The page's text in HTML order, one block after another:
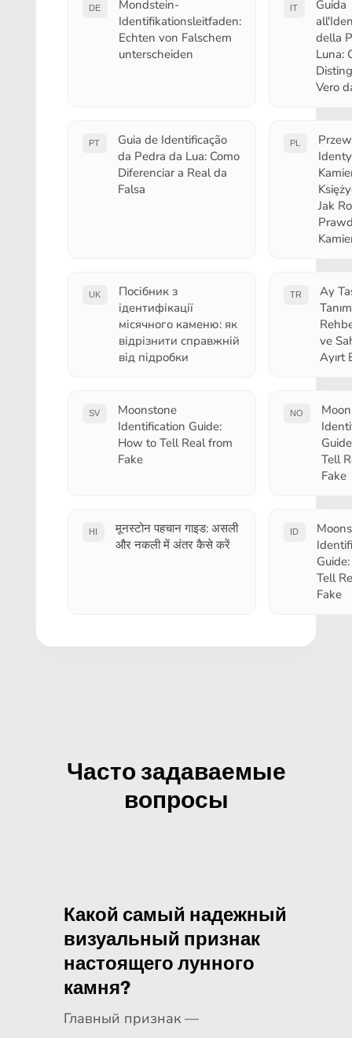
DE
Mondstein-
Identifikationsleitfaden:
Echten von Falschem
unterscheiden
IT
Guida
della
Luna:
Vero
PT
Guia de Identificação
da Pedra da Lua: Como
Diferenciar a Real da
Falsa
PL
Jak
UK
Посібник з
ідентифікації
місячного каменю: як
відрізнити справжній
від підробки
TR
Ay
ve
Ayırt
SV
Moonstone
Identification Guide:
How to Tell Real from
Fake
NO
Tell
Fake
HI
मूनस्टोन पहचान गाइड: असली
और नकली में अंतर कैसे करें
ID
Tell
Fake
Часто задаваемые
вопросы
Какой самый надежный
визуальный признак
настоящего лунного
камня?
Главный признак —